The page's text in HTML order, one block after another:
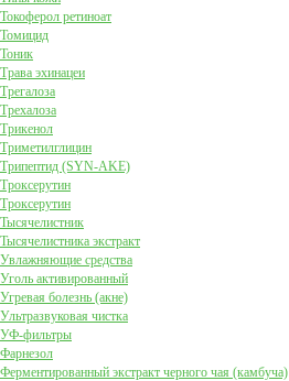
Токоферол ретиноат
Томицид
Тоник
Трава эхинацеи
Трегалоза
Трехалоза
Трикенол
Триметилглицин
Трипептид (SYN-AKE)
Троксерутин
Троксерутин
Тысячелистник
Тысячелистника экстракт
Увлажняющие средства
Уголь активированный
Угревая болезнь (акне)
Ультразвуковая чистка
УФ-фильтры
Фарнезол
Ферментированный экстракт черного чая (камбуча)